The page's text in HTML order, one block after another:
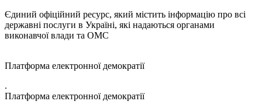
Єдиний офіційний ресурс, який містить інформацію про всі
державні послуги в Україні, які надаються органами
виконавчої влади та ОМС
Платформа електронної демократії
.
Платформа електронної демократії